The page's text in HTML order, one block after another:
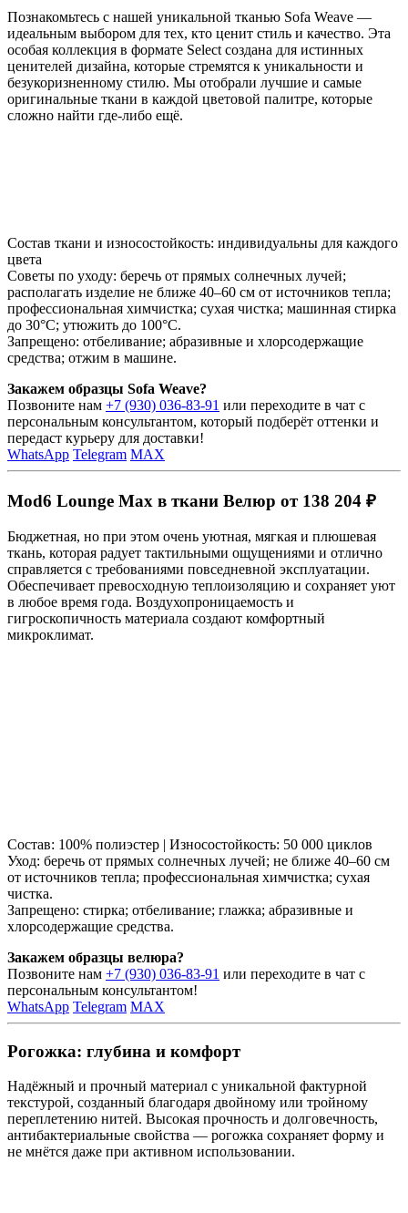
Познакомьтесь с нашей уникальной тканью Sofa Weave —
идеальным выбором для тех, кто ценит стиль и качество. Эта
особая коллекция в формате Select создана для истинных
ценителей дизайна, которые стремятся к уникальности и
безукоризненному стилю. Мы отобрали лучшие и самые
оригинальные ткани в каждой цветовой палитре, которые
сложно найти где-либо ещё.
Состав ткани и износостойкость: индивидуальны для каждого
цвета
Советы по уходу: беречь от прямых солнечных лучей;
располагать изделие не ближе 40–60 см от источников тепла;
профессиональная химчистка; сухая чистка; машинная стирка
до 30°C; утюжить до 100°C.
Запрещено: отбеливание; абразивные и хлорсодержащие
средства; отжим в машине.
Закажем образцы Sofa Weave?
Позвоните нам +7 (930) 036-83-91 или переходите в чат с
персональным консультантом, который подберёт оттенки и
передаст курьеру для доставки!
WhatsApp Telegram MAX
Mod6 Lounge Max в ткани Велюр от 138 204 ₽
Бюджетная, но при этом очень уютная, мягкая и плюшевая
ткань, которая радует тактильными ощущениями и отлично
справляется с требованиями повседневной эксплуатации.
Обеспечивает превосходную теплоизоляцию и сохраняет уют
в любое время года. Воздухопроницаемость и
гигроскопичность материала создают комфортный
микроклимат.
Состав: 100% полиэстер | Износостойкость: 50 000 циклов
Уход: беречь от прямых солнечных лучей; не ближе 40–60 см
от источников тепла; профессиональная химчистка; сухая
чистка.
Запрещено: стирка; отбеливание; глажка; абразивные и
хлорсодержащие средства.
Закажем образцы велюра?
Позвоните нам +7 (930) 036-83-91 или переходите в чат с
персональным консультантом!
WhatsApp Telegram MAX
Рогожка: глубина и комфорт
Надёжный и прочный материал с уникальной фактурной
текстурой, созданный благодаря двойному или тройному
переплетению нитей. Высокая прочность и долговечность,
антибактериальные свойства — рогожка сохраняет форму и
не мнётся даже при активном использовании.